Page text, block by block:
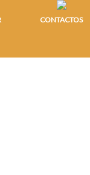
CONTACTOS